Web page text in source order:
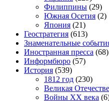
Филиппины (29)
Южная Осетия (2)
Япония (21)
Геостратегия (613)
Знаменательные
Иностранная пресса (68)
Информбюро (57)
История (539)
1812 год (230)
Великая
Войны XX века